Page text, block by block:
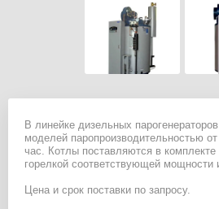
В линейке дизельных
моделей паропроизводительностью
час. Котлы поставляются в
горелкой соответствующей мощности
Цена и срок поставки по запросу.